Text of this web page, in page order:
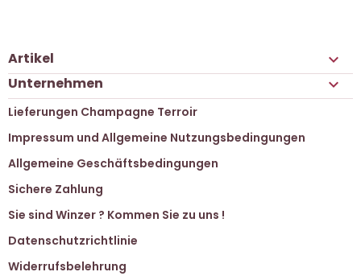
Artikel 
Unternehmen 
Lieferungen Champagne Terroir
Impressum und Allgemeine Nutzungsbedingungen
Allgemeine Geschäftsbedingungen
Sichere Zahlung
Sie sind Winzer ? Kommen Sie zu uns !
Datenschutzrichtlinie
Widerrufsbelehrung